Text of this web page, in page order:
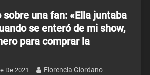
sobre una fan: «Ella juntaba
se enteró de mi show,
para comprar la
De 2021 Florencia Giordano